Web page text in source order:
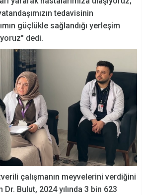
tedavisinin
güçlükle sağlandığı yerleşim
dedi.
çalışmanın meyvelerini verdiğini
Bulut, 2024 yılında 3 bin 623